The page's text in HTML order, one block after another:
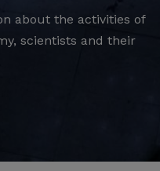
about the activities of
scientists and their